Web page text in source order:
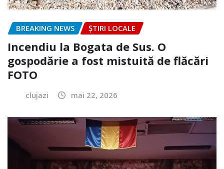
BREAKING NEWS ȘTIRI LOCALE
Incendiu la Bogata de Sus. O
gospodărie a fost mistuită de flăcări
FOTO
clujazi mai 22, 2026